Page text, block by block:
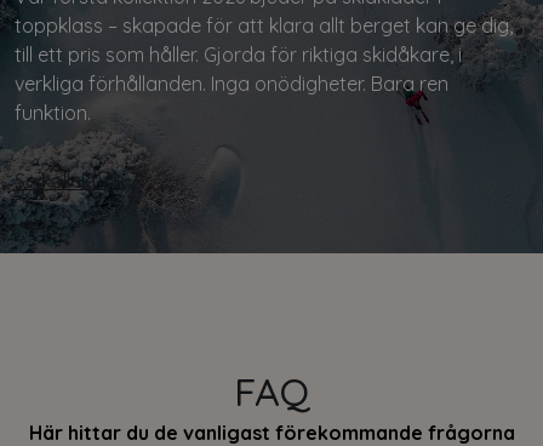
toppklass – skapade för att klara allt berget kan ge dig,
till ett pris som håller. Gjorda för riktiga skidåkare, i
verkliga förhållanden. Inga onödigheter. Bara ren
funktion.
Se kollektion
FAQ
Här hittar du de vanligast förekommande frågorna